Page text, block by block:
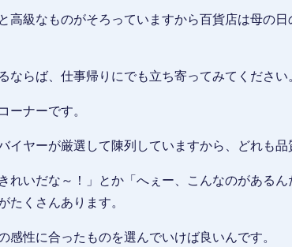
高級なものがそろっていますから百貨店は母の
ならば、仕事帰りにでも立ち寄ってみてください
ーナーです。
イヤーが厳選して陳列していますから、どれも品
れいだな～！」とか「へぇー、こんなのがある
たくさんあります。
感性に合ったものを選んでいけば良いんです。